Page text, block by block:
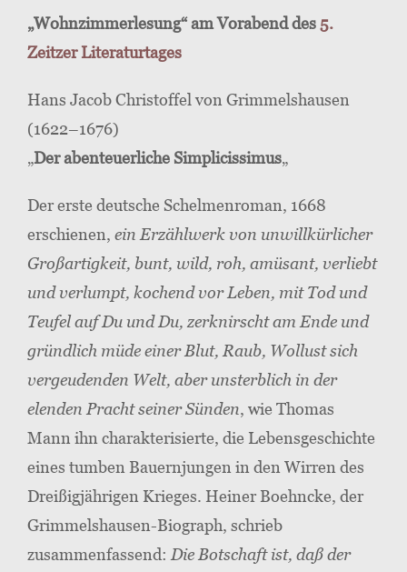
„Wohnzimmerlesung“ am Vorabend des 5.
Zeitzer Literaturtages
Hans Jacob Christoffel von Grimmelshausen
(1622–1676)
„Der abenteuerliche Simplicissimus„
Der erste deutsche Schelmenroman, 1668
erschienen, ein Erzählwerk von unwillkürlicher
Großartigkeit, bunt, wild, roh, amüsant, verliebt
und verlumpt, kochend vor Leben, mit Tod und
Teufel auf Du und Du, zerknirscht am Ende und
gründlich müde einer Blut, Raub, Wollust sich
vergeudenden Welt, aber unsterblich in der
elenden Pracht seiner Sünden, wie Thomas
Mann ihn charakterisierte, die Lebensgeschichte
eines tumben Bauernjungen in den Wirren des
Dreißigjährigen Krieges. Heiner Boehncke, der
Grimmelshausen-Biograph, schrieb
zusammenfassend: Die Botschaft ist, daß der